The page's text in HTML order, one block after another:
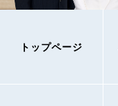
トップページ